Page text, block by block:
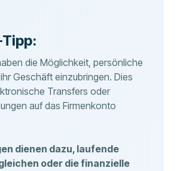
die Möglichkeit, persönliche
Geschäft einzubringen. Dies
Transfers oder
auf das Firmenkonto
dienen dazu, laufende
oder die finanzielle